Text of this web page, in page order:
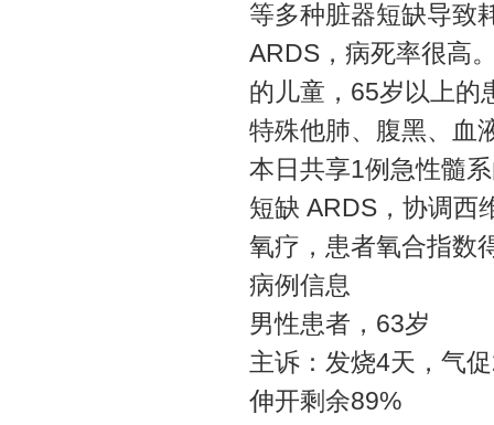
等多种脏器短缺导致
ARDS，病死率很高
的儿童，65岁以上的
特殊他肺、腹黑、血
本日共享1例急性髓
短缺 ARDS，协调西
氧疗，患者氧合指数
病例信息
男性患者，63岁
主诉：发烧4天，气
伸开剩余89%